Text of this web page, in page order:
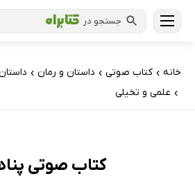
جستجو در
خانه › کتاب‌ صوتی › داستان و رمان ›
› علمی و تخیلی
کتاب صوتی